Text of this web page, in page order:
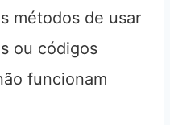
métodos de usar
ou códigos
funcionam